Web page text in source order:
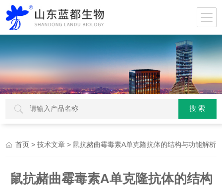
首页 >技术文章 > 鼠抗赭曲霉毒素A单克隆抗体的结构与功能解析
鼠抗赭曲霉毒素A单克隆抗体的结构